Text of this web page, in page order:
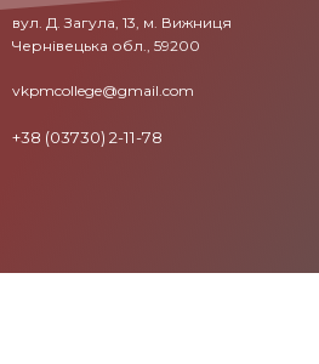
вул. Д. Загула, 13, м. Вижниця
Чернівецька обл., 59200
vkpmcollege@gmail.com
+38 (03730) 2-11-78